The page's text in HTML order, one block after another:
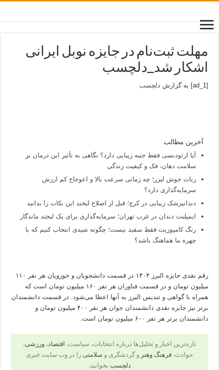
مهلت ثبت‌نام در جایزه نوبل ایرانی
اشکار شد_دلچسب
[ad_1] به گزارش دلچسب
آخرین مطالب
آیا ارتودنسی فقط جنبه زیبایی دارد؟ نگاهی به تأثیر این درمان بر
سلامت دهان، فک و کیفیت زندگی
ربات جوش لیزر؛ چه زمانی سرعت بالا و اعوجاج کم ارزش
سرمایه‌گذاری دارد؟
دندانپزشک زیبایی در کرج؛ قبل از اصلاح لبخند این نکات را بدانید
ایمپلنت دندان در غرب تهران؛ سرمایه‌گذاری برای یک لبخند ماندگار
رنگ کامپوزیت فقط سفید نیست؛ چگونه شیدی انتخاب کنیم که با
چهره ما هماهنگ باشد؟
رقم نقدی جایزه البرز ۱۴۰۴ در قسمت دانشجویان و حوزویان هر نفر ۱۱۰
میلیون تومان و در قسمت فناوران هر نفر ۱۶۰ میلیون تومان است که
همراه با گواهی و تندیس البرز به آنها اعطا می‌شود. در قسمت دانشمندان
برتر نیز جایزه نقدی دانشمندان جوان هر نفر ۴۰۰ میلیون تومان و
دانشمندان برتر هر نفر ۶۰۰ میلیون تومان است.
تازه‌ترین اخبار و تحلیل‌ها درباره انتخابات، سیاست، اقتصاد، ورزشی،
حوادث، فرهنگ وهنر و گردشگری و سلامتی را در وب سایت خبری
دلچسب بخوانید.